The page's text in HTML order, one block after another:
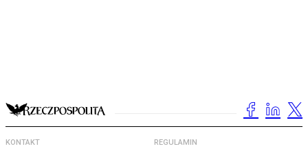
KONTAKT REGULAMIN